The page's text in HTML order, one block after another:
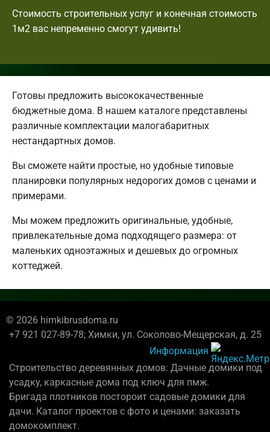
Стоимость строительных услуг и конечная стоимость
1м2 вас непременно смогут удивить!
Готовы предложить высококачественные
бюджетные дома. В нашем каталоге представлены
различные комплектации малогабаритных
нестандартных домов.
Вы сможете найти простые, но удобные типовые
планировки популярных недорогих домов с ценами и
примерами.
Мы можем предложить оригинальные, удобные,
привлекательные дома подходящего размера: от
маленьких одноэтажных и дешевых до огромных
коттеджей.
© 2026 himkibrusdoma.ru
+7 921 027-89-78; Химки, ул. Соколово-Мещерская, д. 25
Информация
Строительство деревянных домов: Дачные домики под
усадку, каркасные дома под ключ для пмж.
Бригада плотников постороит садовые домики для
дачи. Каталог проектов с фото и ценами: заказать
домокомплект.